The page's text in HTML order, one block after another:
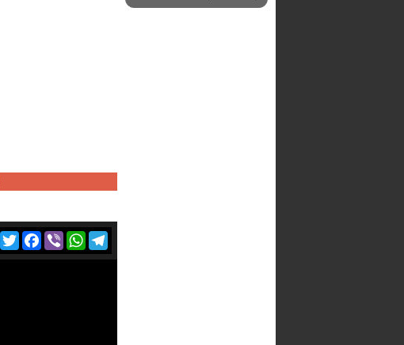
TwitterFacebook
ViberWhatsApp
Telegram